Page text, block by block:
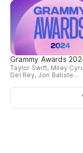
Grammy Awards
Taylor Swift, Miley
Del Rey, Jon Batiste...